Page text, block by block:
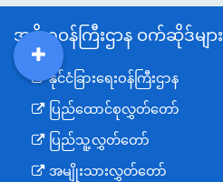
အစိုးရဝန်ကြီးဌာန ဝက်ဆိုဒ်များ
နိုင်ငံခြားရေးဝန်ကြီးဌာန
ပြည်ထောင်စုလွှတ်တော်
ပြည်သူ့လွှတ်တော်
အမျိုးသားလွှတ်တော်
DDM